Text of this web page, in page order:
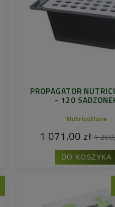
PROPAGATOR
- 120
Nutriculture
1 071,00 zł 1
DO KOSZYKA